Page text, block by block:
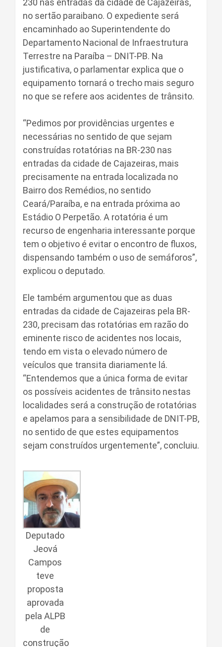
230 nas entradas da cidade de Cajazeiras,
no sertão paraibano. O expediente será
encaminhado ao Superintendente do
Departamento Nacional de Infraestrutura
Terrestre na Paraíba – DNIT-PB. Na
justificativa, o parlamentar explica que o
equipamento tornará o trecho mais seguro
no que se refere aos acidentes de trânsito.
“Pedimos por providências urgentes e
necessárias no sentido de que sejam
construídas rotatórias na BR-230 nas
entradas da cidade de Cajazeiras, mais
precisamente na entrada localizada no
Bairro dos Remédios, no sentido
Ceará/Paraíba, e na entrada próxima ao
Estádio O Perpetão. A rotatória é um
recurso de engenharia interessante porque
tem o objetivo é evitar o encontro de fluxos,
dispensando também o uso de semáforos”,
explicou o deputado.
Ele também argumentou que as duas
entradas da cidade de Cajazeiras pela BR-
230, precisam das rotatórias em razão do
eminente risco de acidentes nos locais,
tendo em vista o elevado número de
veículos que transita diariamente lá.
“Entendemos que a única forma de evitar
os possíveis acidentes de trânsito nestas
localidades será a construção de rotatórias
e apelamos para a sensibilidade de DNIT-PB,
no sentido de que estes equipamentos
sejam construídos urgentemente”, concluiu.
Deputado
Jeová
Campos
teve
proposta
aprovada
pela ALPB
de
construção